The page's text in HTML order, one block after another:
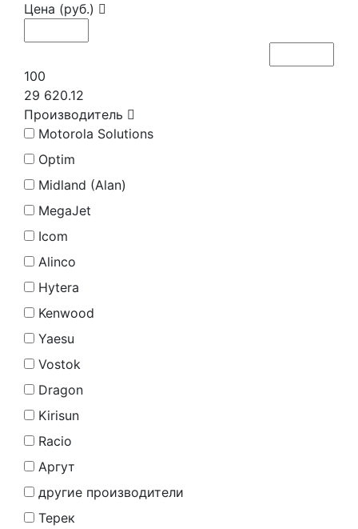
Цена (руб.)
100
29 620.12
Производитель
Motorola Solutions
Optim
Midland (Alan)
MegaJet
Icom
Alinco
Hytera
Kenwood
Yaesu
Vostok
Dragon
Kirisun
Racio
Аргут
другие производители
Терек